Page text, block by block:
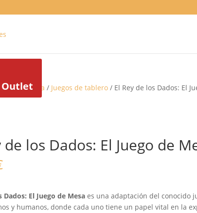
de mesa / Juegos de tablero / El Rey de los Dados: El
de los Dados: El Juego de
Dados: El Juego de Mesa es una adaptación del conocido
y humanos, donde cada uno tiene un papel vital en la
Outlet